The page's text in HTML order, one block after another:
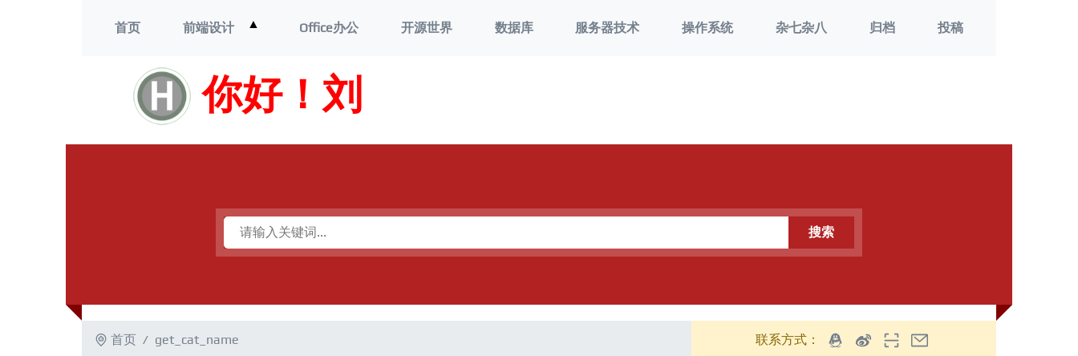
你好！刘
首页 前端设计 ▲
单
Office办公 开源世界 数据库 服务器技术 操作系统 杂七杂八 归档 投稿
搜索
首页 get_cat_name 联系方式：